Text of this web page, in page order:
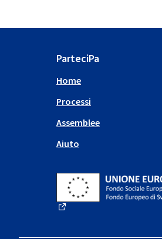
ParteciPa
Home
Processi
Assemblee
Aiuto